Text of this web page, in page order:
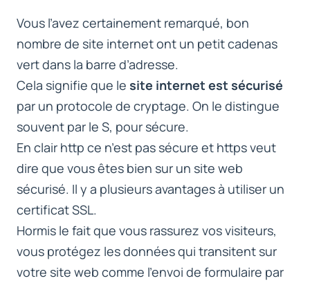
Vous l’avez certainement remarqué, bon
nombre de site internet ont un petit cadenas
vert dans la barre d’adresse.
Cela signifie que le site internet est sécurisé
par un protocole de cryptage. On le distingue
souvent par le S, pour sécure.
En clair http ce n’est pas sécure et https veut
dire que vous êtes bien sur un site web
sécurisé. Il y a plusieurs avantages à utiliser un
certificat SSL.
Hormis le fait que vous rassurez vos visiteurs,
vous protégez les données qui transitent sur
votre site web comme l’envoi de formulaire par